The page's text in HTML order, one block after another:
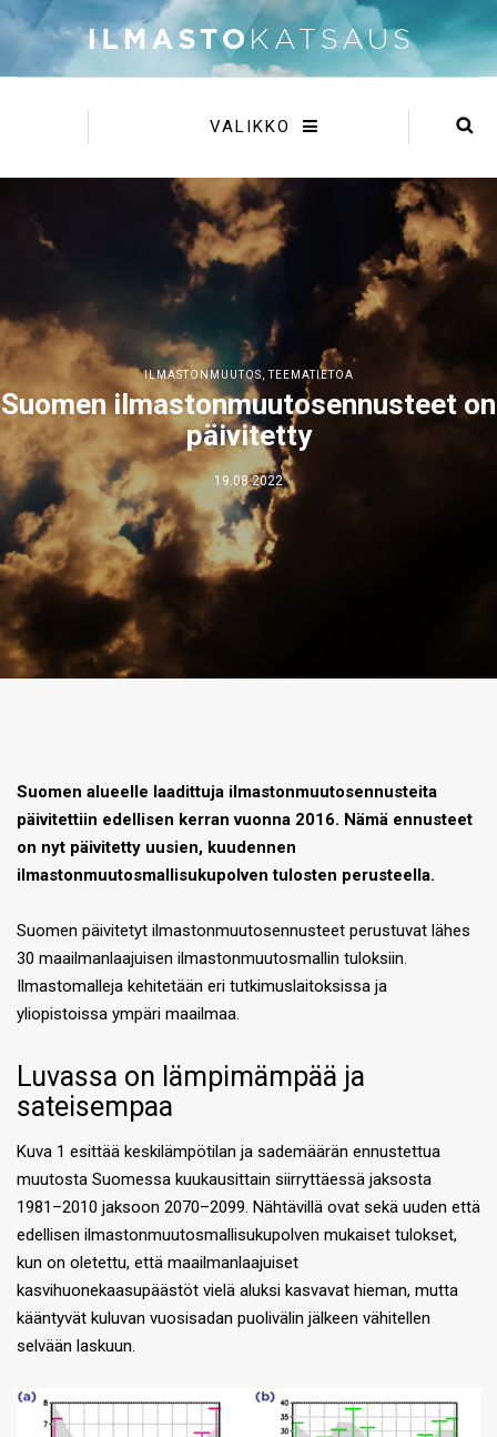
VALIKKO
ILMASTONMUUTOS ,TEEMATIETOA
Suomen ilmastonmuutosennusteet on
päivitetty
19.08.2022
Suomen alueelle laadittuja ilmastonmuutosennusteita
päivitettiin edellisen kerran vuonna 2016. Nämä ennusteet
on nyt päivitetty uusien, kuudennen
ilmastonmuutosmallisukupolven tulosten perusteella.
Suomen päivitetyt ilmastonmuutosennusteet perustuvat lähes
30 maailmanlaajuisen ilmastonmuutosmallin tuloksiin.
Ilmastomalleja kehitetään eri tutkimuslaitoksissa ja
yliopistoissa ympäri maailmaa.
Luvassa on lämpimämpää ja
sateisempaa
Kuva 1 esittää keskilämpötilan ja sademäärän ennustettua
muutosta Suomessa kuukausittain siirryttäessä jaksosta
1981–2010 jaksoon 2070–2099. Nähtävillä ovat sekä uuden että
edellisen ilmastonmuutosmallisukupolven mukaiset tulokset,
kun on oletettu, että maailmanlaajuiset
kasvihuonekaasupäästöt vielä aluksi kasvavat hieman, mutta
kääntyvät kuluvan vuosisadan puolivälin jälkeen vähitellen
selvään laskuun.